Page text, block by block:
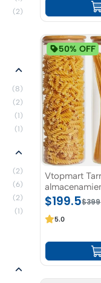
(2)
(8)
(2)
(1)
(1)
(2)
(6)
(2)
(1)
50% OFF
Vtopmart
70 onzas
$199.5$399
5.0